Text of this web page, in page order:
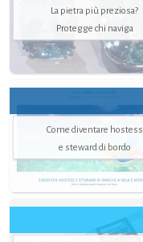
La pietra più preziosa?
Protegge chi naviga
Come diventare hostess
e steward di bordo